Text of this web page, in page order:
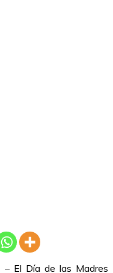
– El Día de las Madres